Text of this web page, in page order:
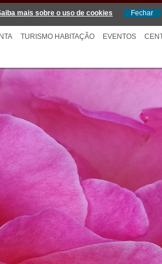
TURISMO HABITAÇÃO EVENTOS
mais sobre o uso de cookies